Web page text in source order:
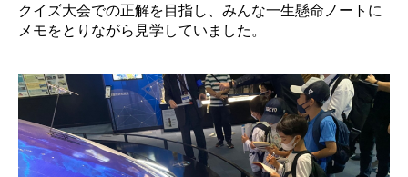
クイズ大会での正解を目指し、みんな一生懸命ノートに
メモをとりながら見学していました。